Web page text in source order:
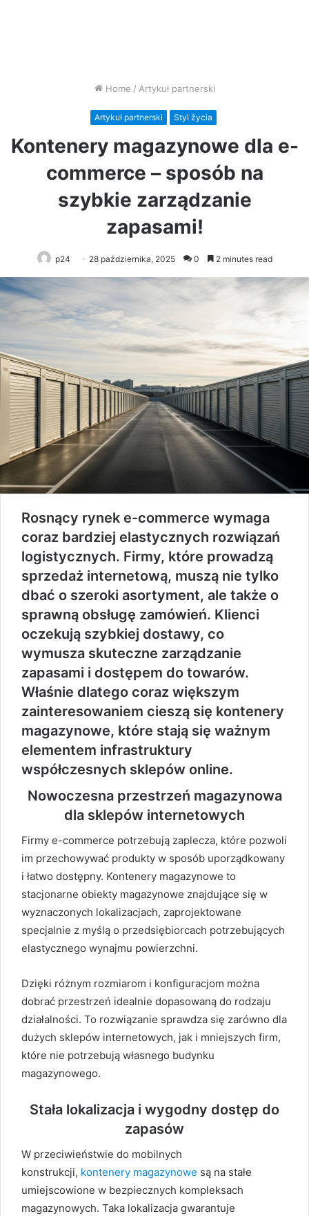
Home / Artykuł partnerski
Artykuł partnerski Styl życia
Kontenery magazynowe dla e-
commerce – sposób na
szybkie zarządzanie
zapasami!
p24 28 października, 2025 0 2 minutes read
Rosnący rynek e-commerce wymaga
coraz bardziej elastycznych rozwiązań
logistycznych. Firmy, które prowadzą
sprzedaż internetową, muszą nie tylko
dbać o szeroki asortyment, ale także o
sprawną obsługę zamówień. Klienci
oczekują szybkiej dostawy, co
wymusza skuteczne zarządzanie
zapasami i dostępem do towarów.
Właśnie dlatego coraz większym
zainteresowaniem cieszą się kontenery
magazynowe, które stają się ważnym
elementem infrastruktury
współczesnych sklepów online.
Nowoczesna przestrzeń magazynowa
dla sklepów internetowych
Firmy e-commerce potrzebują zaplecza, które pozwoli
im przechowywać produkty w sposób uporządkowany
i łatwo dostępny. Kontenery magazynowe to
stacjonarne obiekty magazynowe znajdujące się w
wyznaczonych lokalizacjach, zaprojektowane
specjalnie z myślą o przedsiębiorcach potrzebujących
elastycznego wynajmu powierzchni.
Dzięki różnym rozmiarom i konfiguracjom można
dobrać przestrzeń idealnie dopasowaną do rodzaju
działalności. To rozwiązanie sprawdza się zarówno dla
dużych sklepów internetowych, jak i mniejszych firm,
które nie potrzebują własnego budynku
magazynowego.
Stała lokalizacja i wygodny dostęp do
zapasów
W przeciwieństwie do mobilnych
konstrukcji, kontenery magazynowe są na stałe
umiejscowione w bezpiecznych kompleksach
magazynowych. Taka lokalizacja gwarantuje